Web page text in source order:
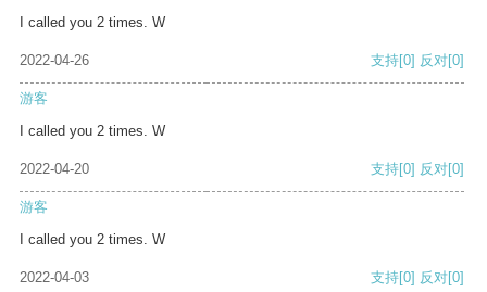
I called you 2 times. W
2022-04-26 支持[0] 反对[0]
游客
I called you 2 times. W
2022-04-20 支持[0] 反对[0]
游客
I called you 2 times. W
2022-04-03 支持[0] 反对[0]